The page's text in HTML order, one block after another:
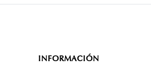
INFORMACIÓN